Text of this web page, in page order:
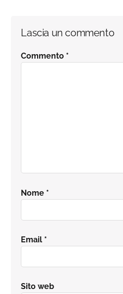
Interazioni
del
Lascia un commento
Commento *
Nome *
Email *
Sito web